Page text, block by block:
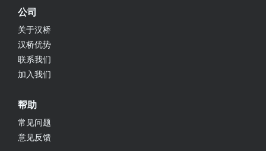
公司
关于汉桥
汉桥优势
联系我们
加入我们
帮助
常见问题
意见反馈